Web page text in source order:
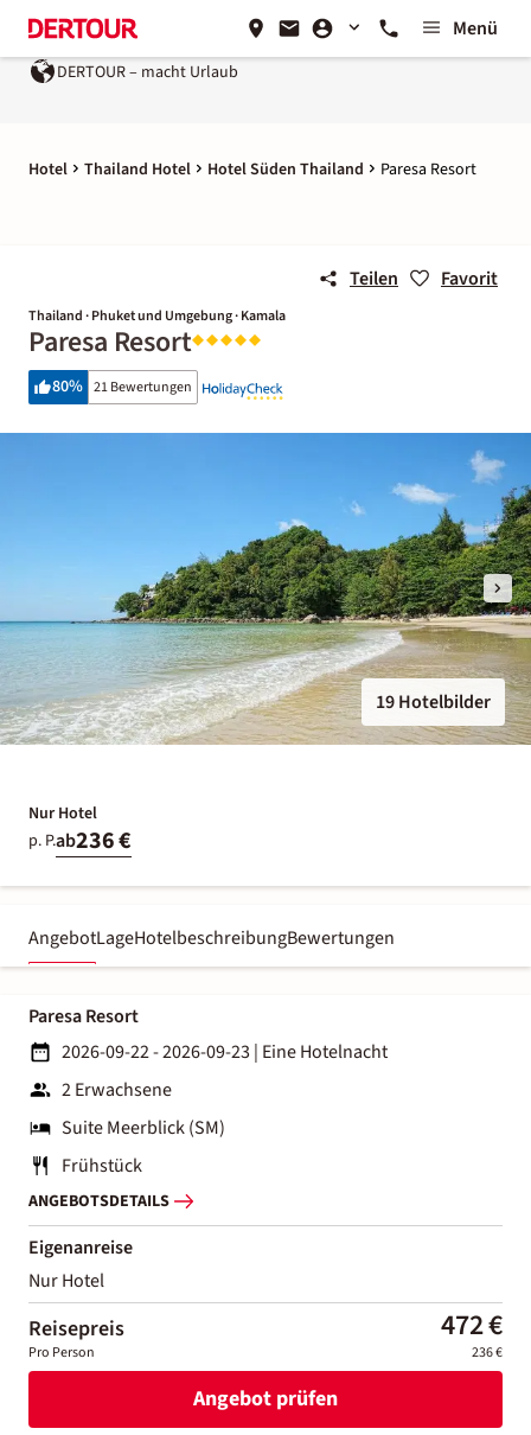
Menü
DERTOUR – macht Urlaub
Hotel Thailand Hotel Hotel Süden Thailand Paresa Resort
Teilen Favorit
Thailand · Phuket und Umgebung · Kamala
Paresa Resort
80% 21 Bewertungen
19 Hotelbilder
Nur Hotel
p. P.ab236 €
AngebotLageHotelbeschreibungBewertungen
Paresa Resort
2026-09-22 - 2026-09-23 | Eine Hotelnacht
2 Erwachsene
Suite Meerblick (SM)
Frühstück
ANGEBOTSDETAILS
Eigenanreise
Nur Hotel
Reisepreis 472 €
Pro Person 236 €
Angebot prüfen